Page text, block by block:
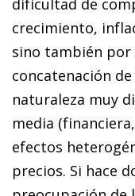
crecimiento,
sino también por
concatenación
naturaleza muy
media
efectos
precios. Si hace